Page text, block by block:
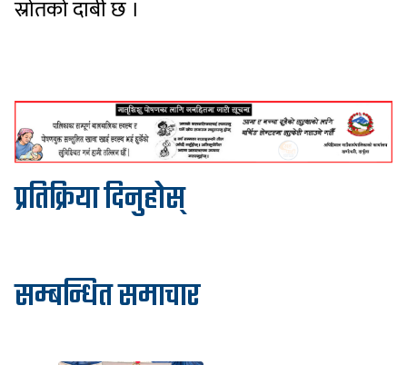
स्रोतको दाबी छ ।
प्रतिक्रिया दिनुहोस्
सम्बन्धित समाचार